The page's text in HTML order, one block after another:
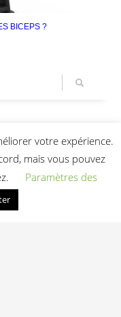
BICEPS ?
votre expérience.
mais vous pouvez
Paramètres des